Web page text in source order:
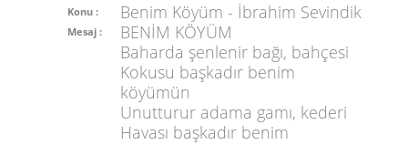
Konu :
Benim Köyüm - İbrahim Sevindik
Mesaj :
BENİM KÖYÜM
Baharda şenlenir bağı, bahçesi
Kokusu başkadır benim
köyümün
Unutturur adama gamı, kederi
Havası başkadır benim